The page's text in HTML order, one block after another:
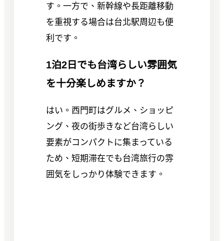
す。一方で、新幹線や長距離移動
を重視する場合は台北駅周辺も便
利です。
1泊2日でも台湾らしい雰囲気
を十分楽しめますか？
はい。西門町はグルメ、ショッピ
ング、夜の街歩きなど台湾らしい
要素がコンパクトに集まっている
ため、短期滞在でも台湾旅行の雰
囲気をしっかり体験できます。